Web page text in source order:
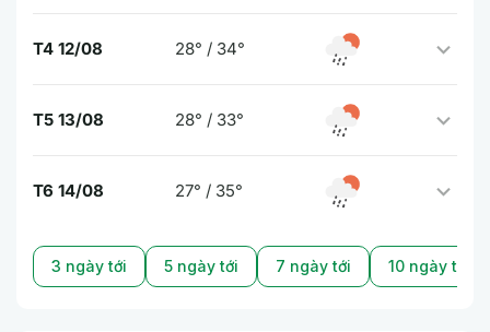
T4 12/08 28° / 34°
T5 13/08 28° / 33°
T6 14/08 27° / 35°
3 ngày tới 5 ngày tới 7 ngày tới 10 ngày tới